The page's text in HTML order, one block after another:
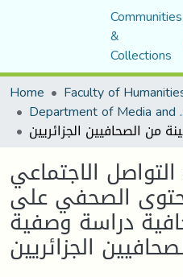
Communities
&
Collections
Home
Department of
الجزائريين
الاجتماعي
الصحفي على
دراسة وصفية
الجزائريين